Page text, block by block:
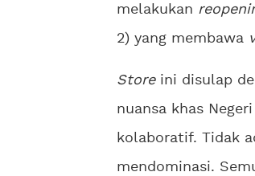
melakukan
2) yang membawa
Storeini disulap
nuansa khas
kolaboratif. Tidak
mendominasi.